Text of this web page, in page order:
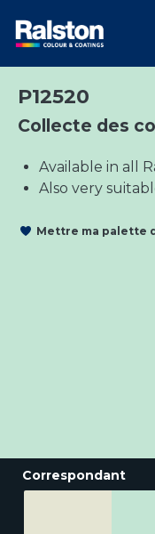
P12520
Collecte des
Available in all
Also very
Mettre ma palette
Correspondant